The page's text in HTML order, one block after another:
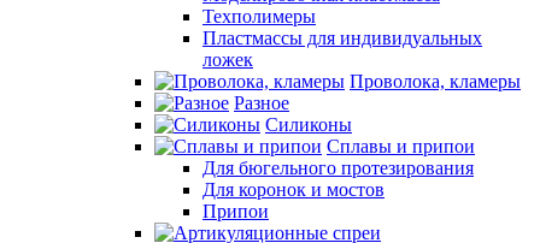
Техполимеры
Пластмассы для индивидуальных
ложек
Проволока, кламеры
Разное
Силиконы
Сплавы и припои
Для бюгельного протезирования
Для коронок и мостов
Припои